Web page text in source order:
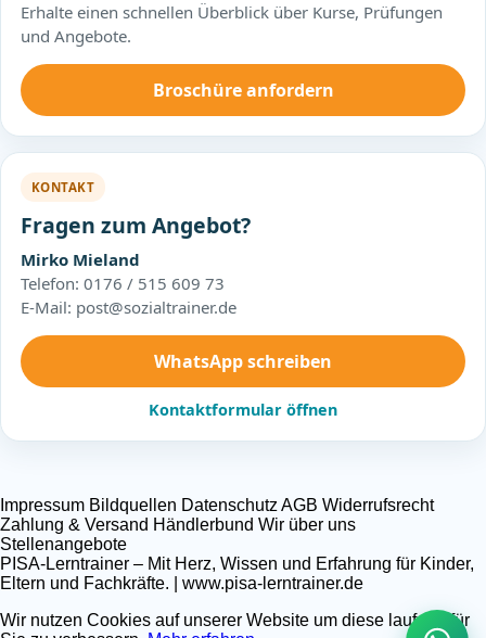
Erhalte einen schnellen Überblick über Kurse, Prüfungen
und Angebote.
Broschüre anfordern
KONTAKT
Fragen zum Angebot?
Mirko Mieland
Telefon: 0176 / 515 609 73
E-Mail: post@sozialtrainer.de
WhatsApp schreiben
Kontaktformular öffnen
Impressum Bildquellen Datenschutz AGB Widerrufsrecht
Zahlung & Versand Händlerbund Wir über uns
Stellenangebote
PISA-Lerntrainer – Mit Herz, Wissen und Erfahrung für Kinder,
Eltern und Fachkräfte. | www.pisa-lerntrainer.de
Wir nutzen Cookies auf unserer Website um diese laufend für